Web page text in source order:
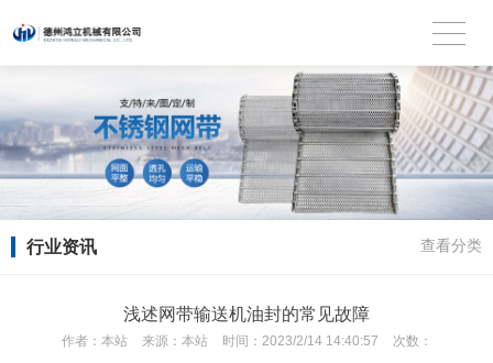
行业资讯 查看分类
浅述网带输送机油封的常见故障
作者： 本站 来源： 本站 时间： 2023/2/14 14:40:57 次数：